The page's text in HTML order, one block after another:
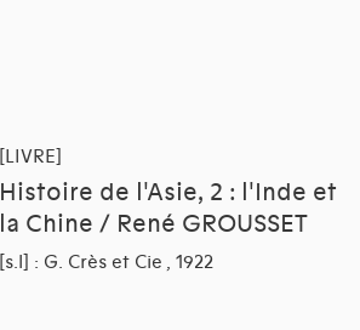
[LIVRE]
Histoire de l'Asie, 2 : l'Inde et
la Chine / René GROUSSET
[s.l] : G. Crès et Cie , 1922